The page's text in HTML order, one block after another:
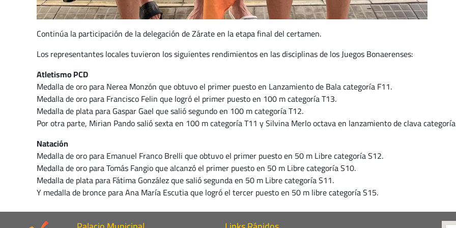
Continúa la participación de la delegación de Zárate en la etapa final del certamen.
Los representantes locales tuvieron los siguientes rendimientos en las disciplinas de los Juegos Bonaerenses:
Atletismo PCD
Medalla de oro para Nerea Monzón que obtuvo el primer puesto en Lanzamiento de Bala categoría F11.
Medalla de oro para Francisco Felin que logró el primer puesto en 100 m categoría T13.
Medalla de plata para Gaspar Gael que salió segundo en 100 m categoría T12.
Por otra parte, Mirian Pando salió sexta en 100 m categoría T11 y Silvina Merlo octava en lanzamiento de clava
Natación
Medalla de oro para Emanuel Franco Brelli que obtuvo el primer puesto en 50 m Libre categoría S12.
Medalla de oro para Tomás Fangio que alcanzó el primer puesto en 50 m Libre categoría S10.
Medalla de plata para Fátima González que salió segunda en 50 m Libre categoría S11.
Y medalla de bronce para Ana María Escutia que logró el tercer puesto en 50 m libre categoría S15.